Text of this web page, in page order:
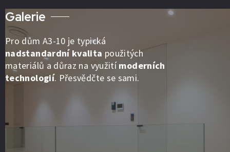
Galerie
Pro dům A3-10 je typická
nadstandardní kvalita použitých
materiálů a důraz na využití moderních
technologií. Přesvědčte se sami.